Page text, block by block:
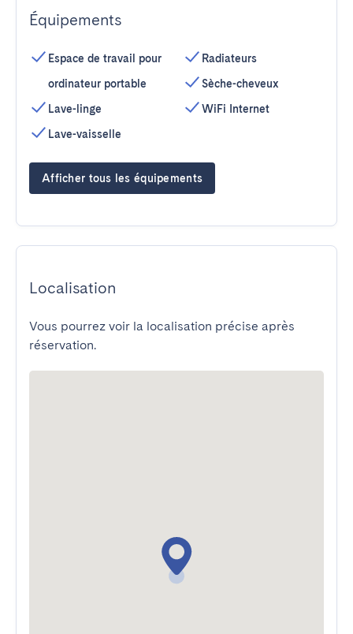
Équipements
Espace de travail pour
ordinateur portable
Lave-linge
Lave-vaisselle
Radiateurs
Sèche-cheveux
WiFi Internet
Afficher tous les équipements
Localisation
Vous pourrez voir la localisation précise après
réservation.